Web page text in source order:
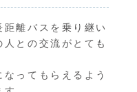
離バスを乗り継い
との交流がとても
ってもらえるよう